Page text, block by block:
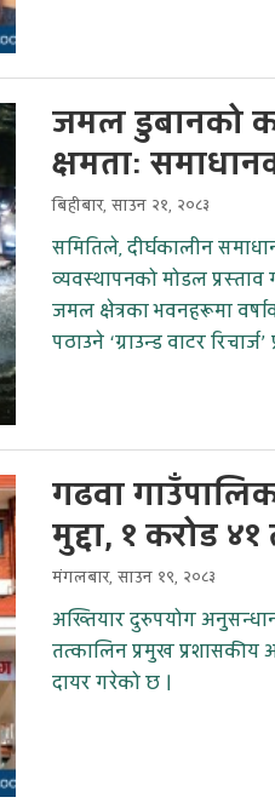
जमल डुबानको
क्षमताः
बिहीबार, साउन २१, २०८३
समितिले, दीर्घकालीन
व्यवस्थापनको मोडल
जमल क्षेत्रका भवनहरूमा
पठाउने ‘ग्राउन्ड वाटर
गढवा
मुद्दा, १ करोड
मंगलबार, साउन १९, २०८३
अख्तियार दुरुपयोग
तत्कालिन प्रमुख प्रशासकीय
दायर गरेको छ ।